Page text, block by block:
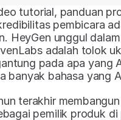
tutorial, panduan
pembicara
HeyGen unggul
adalah tolok
pada apa yang
banyak bahasa yang
terakhir
pemilik produk di